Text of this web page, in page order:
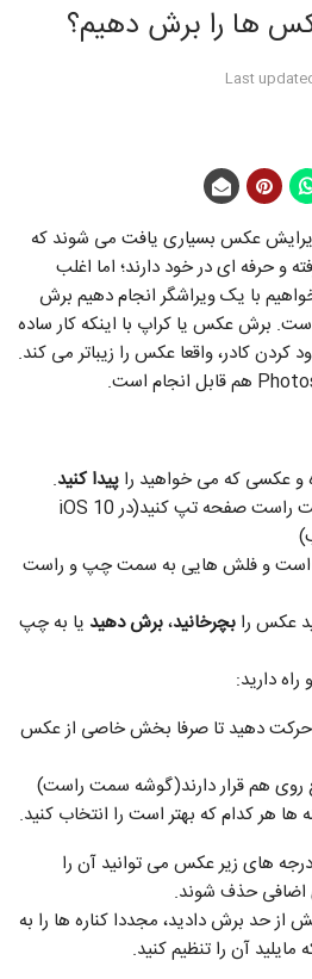
ها را برش دهیم؟
Last
عکس بسیاری یافت می شوند که
و حرفه ای در خود دارند؛ اما اغلب
با یک ویراشگر انجام دهیم برش
برش عکس یا کراپ با اینکه کار ساده
کردن کادر، واقعا عکس را زیباتر می کند.
و عکسی که می خواهید را پیدا کنید.
در بالا و سمت راست صفحه تپ کنید(در iOS 10
است و فلش هایی به سمت چپ و راست
عکس را بچرخانید،برش دهید یا به چپ
دارید:
حرکت دهید تا صرفا بخش خاصی از عکس
روی هم قرار دارند(گوشه‌ سمت راست)
ها هر کدام که بهتر است را انتخاب کنید.
های زیر عکس می توانید آن را
اضافی حذف شوند.
از حد برش دادید،‌ مجددا کناره ها را به
آن را تنظیم کنید.